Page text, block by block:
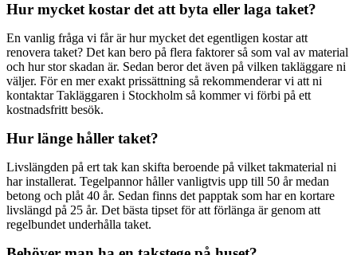
Hur mycket kostar det att byta eller laga taket?
En vanlig fråga vi får är hur mycket det egentligen kostar att
renovera taket? Det kan bero på flera faktorer så som val av material
och hur stor skadan är. Sedan beror det även på vilken takläggare ni
väljer. För en mer exakt prissättning så rekommenderar vi att ni
kontaktar Takläggaren i Stockholm så kommer vi förbi på ett
kostnadsfritt besök.
Hur länge håller taket?
Livslängden på ert tak kan skifta beroende på vilket takmaterial ni
har installerat. Tegelpannor håller vanligtvis upp till 50 år medan
betong och plåt 40 år. Sedan finns det papptak som har en kortare
livslängd på 25 år. Det bästa tipset för att förlänga är genom att
regelbundet underhålla taket.